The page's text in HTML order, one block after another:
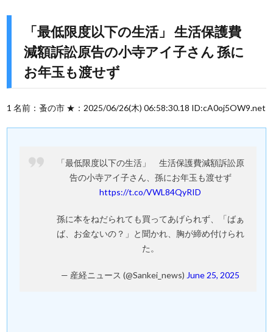
「最低限度以下の生活」 生活保護費
減額訴訟原告の小寺アイ子さん 孫に
お年玉も渡せず
1 名前：蚤の市 ★：2025/06/26(木) 06:58:30.18 ID:cA0oj5OW9.net
「最低限度以下の生活」 生活保護費減額訴訟原
告の小寺アイ子さん、孫にお年玉も渡せず
https://t.co/VWL84QyRID
孫に本をねだられても買ってあげられず、「ばぁ
ば、お金ないの？」と聞かれ、胸が締め付けられ
た。
— 産経ニュース (@Sankei_news) June 25, 2025